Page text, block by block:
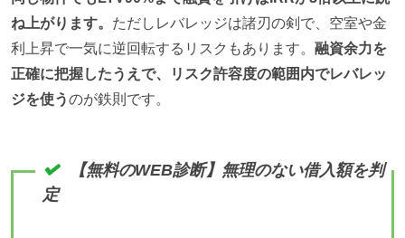
ね上がります。 ただしレバレッジは諸刃の剣で、空室や金
利上昇で一気に逆回転するリスクもあります。 融資余力を
正確に把握したうえで、リスク許容度の範囲内でレバレッ
ジを使うのが鉄則です。
【無料のWEB診断】無理のない借入額を判
定